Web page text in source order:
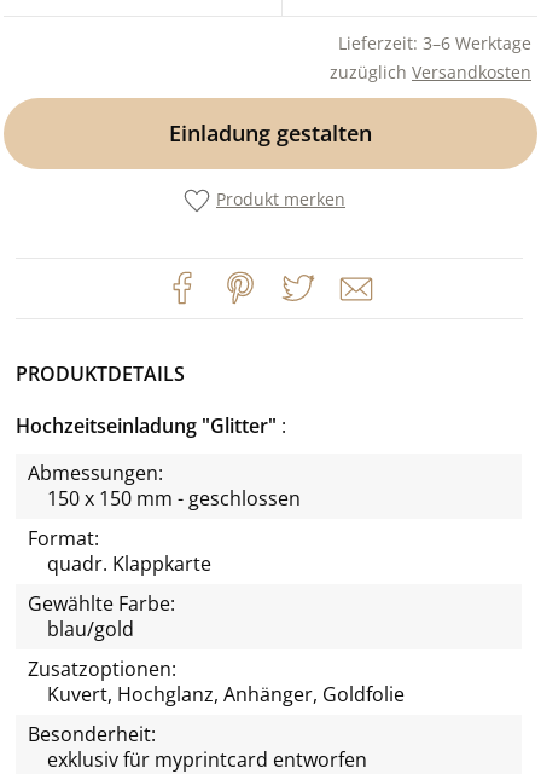
Lieferzeit: 3–6 Werktage
zuzüglich Versandkosten
Einladung gestalten
Produkt merken
PRODUKTDETAILS
Hochzeitseinladung "Glitter"
Abmessungen:
150 x 150 mm - geschlossen
Format:
quadr. Klappkarte
Gewählte Farbe:
blau/gold
Zusatzoptionen:
Kuvert, Hochglanz, Anhänger, Goldfolie
Besonderheit:
exklusiv für myprintcard entworfen